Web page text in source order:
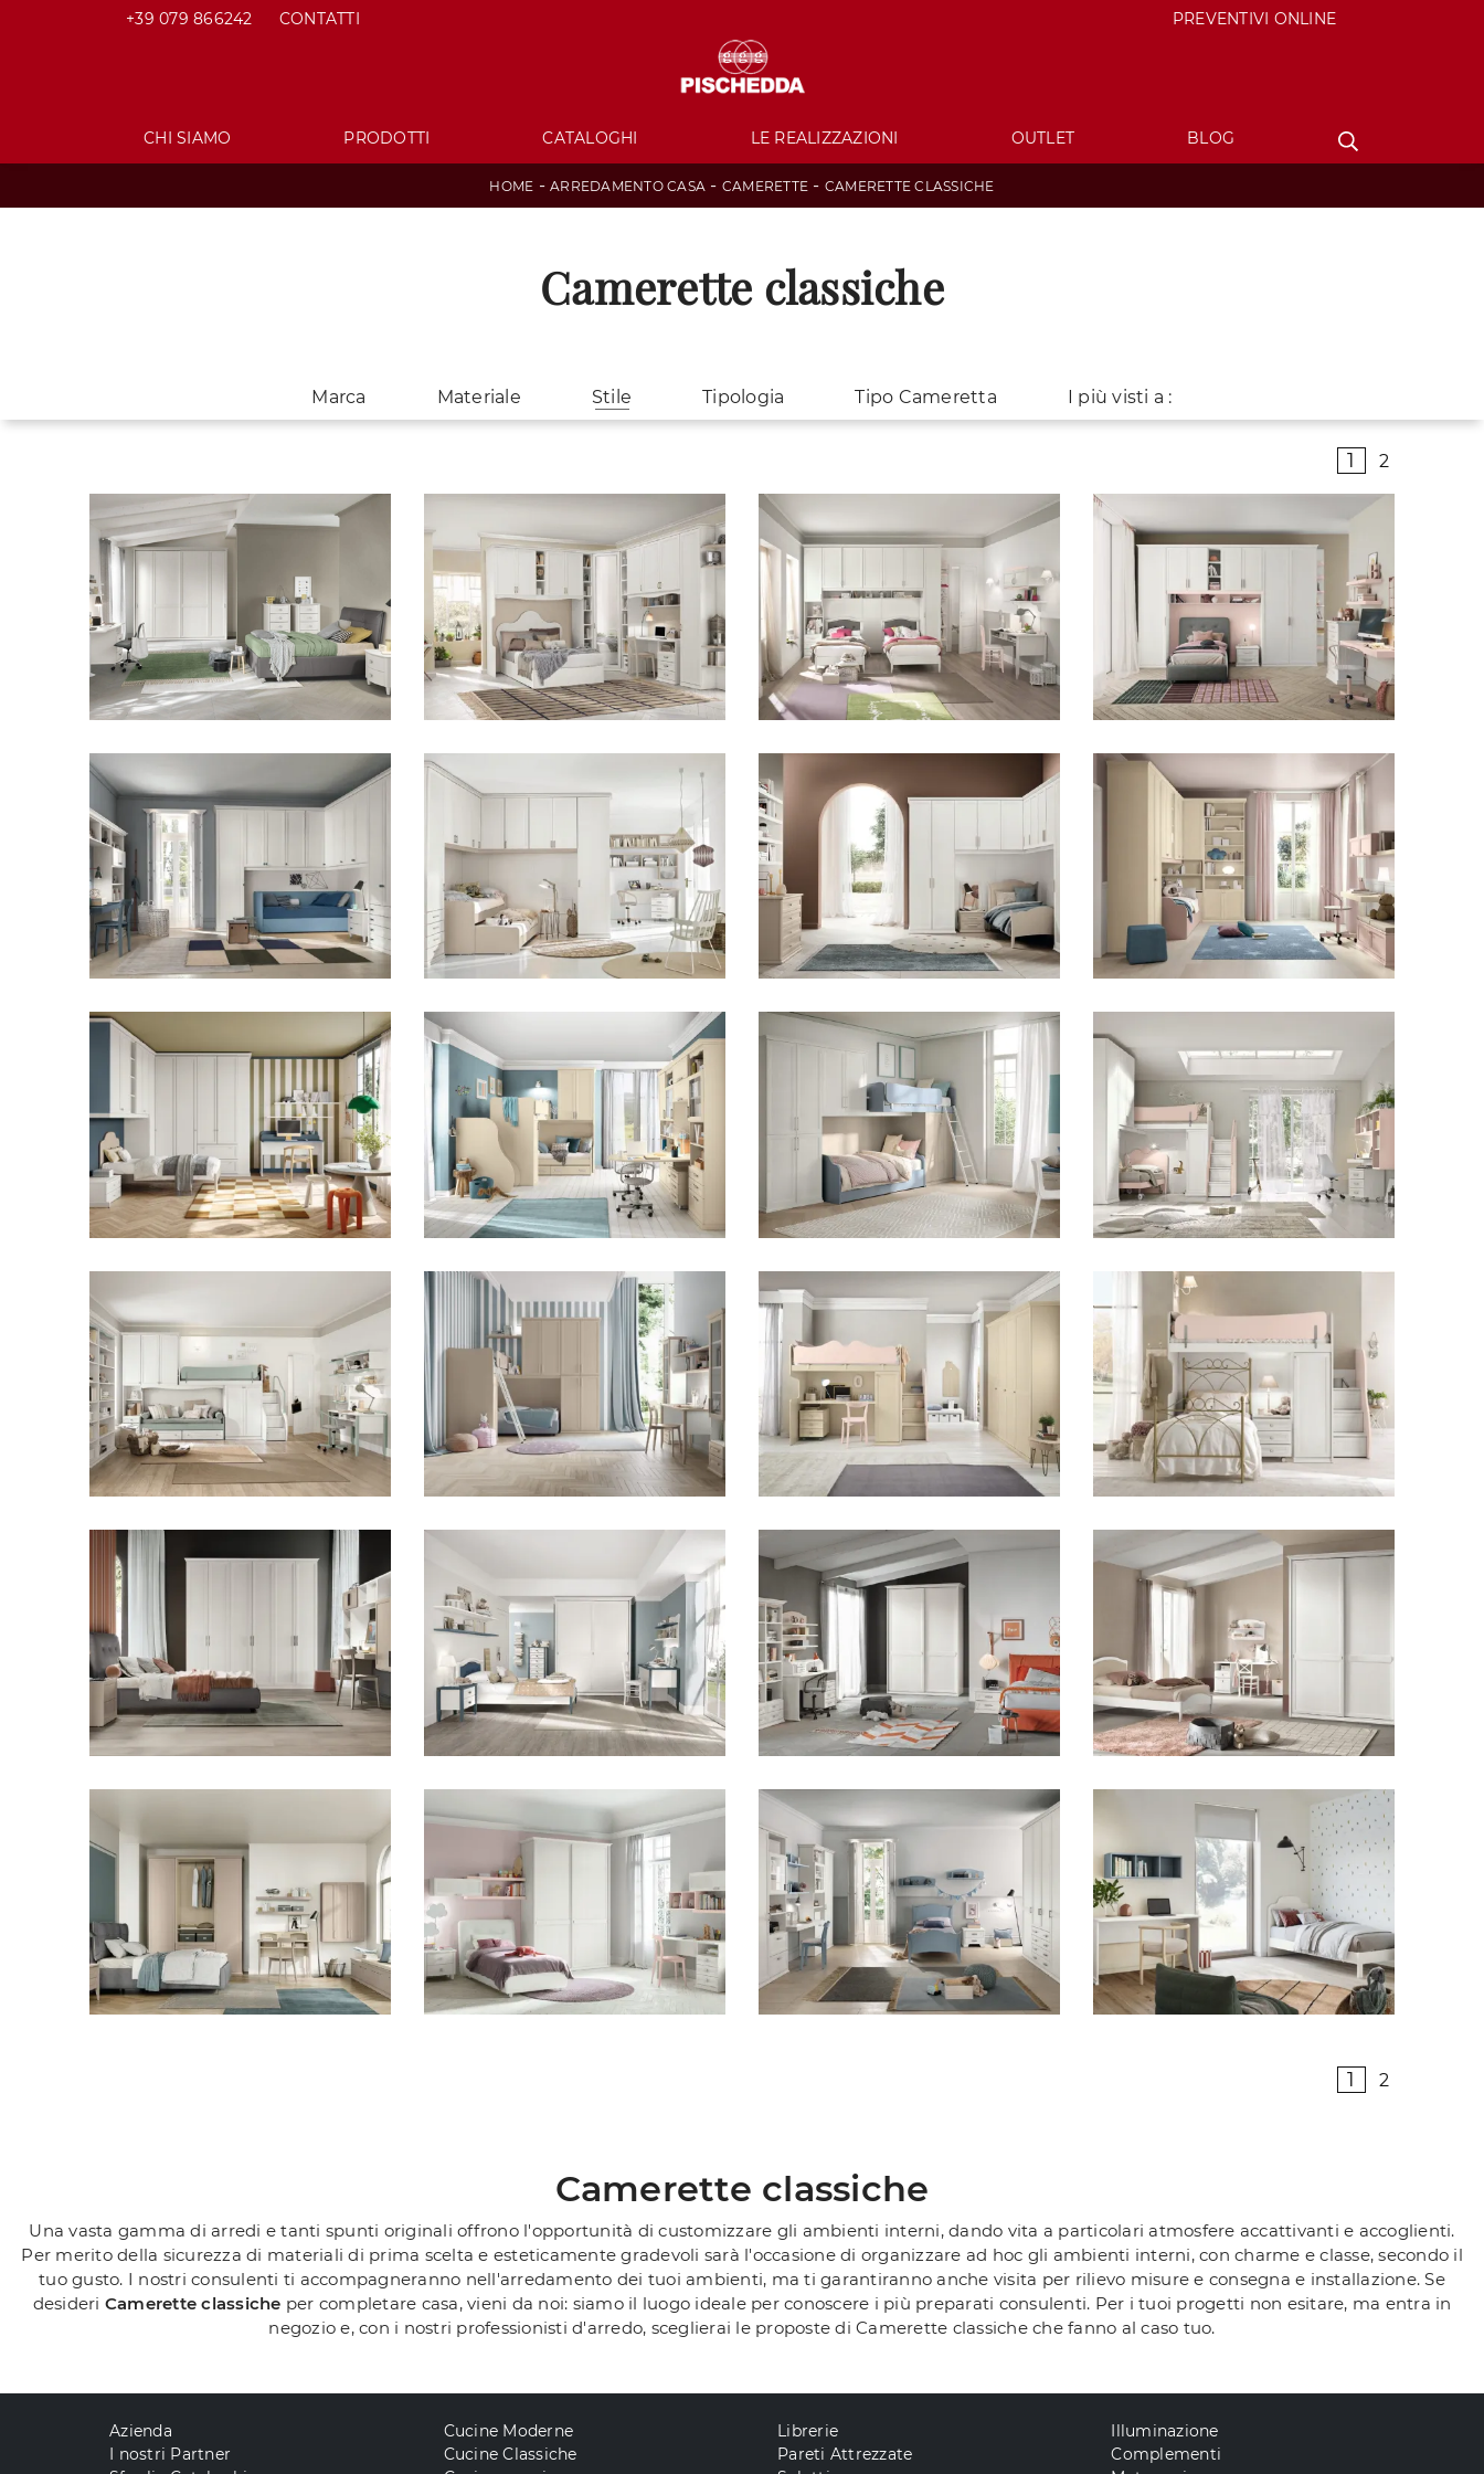
+39 079 866242 CONTATTI PREVENTIVI ONLINE
CHI SIAMO PRODOTTI CATALOGHI LE REALIZZAZIONI OUTLET BLOG
HOME -ARREDAMENTO CASA - CAMERETTE - CAMERETTE CLASSICHE
Camerette classiche
Marca Materiale Stile Tipologia Tipo Cameretta I più visti a :
1 2
1 2
Camerette classiche
Una vasta gamma di arredi e tanti spunti originali offrono l'opportunità di customizzare gli ambienti interni, dando vita a particolari atmosfere accattivanti e accoglienti.
Per merito della sicurezza di materiali di prima scelta e esteticamente gradevoli sarà l'occasione di organizzare ad hoc gli ambienti interni, con charme e classe, secondo il
tuo gusto. I nostri consulenti ti accompagneranno nell'arredamento dei tuoi ambienti, ma ti garantiranno anche visita per rilievo misure e consegna e installazione. Se
desideri Camerette classiche per completare casa, vieni da noi: siamo il luogo ideale per conoscere i più preparati consulenti. Per i tuoi progetti non esitare, ma entra in
negozio e, con i nostri professionisti d'arredo, sceglierai le proposte di Camerette classiche che fanno al caso tuo.
Azienda
I nostri Partner
Cucine Moderne
Cucine Classiche
Librerie
Pareti Attrezzate
Illuminazione
Complementi